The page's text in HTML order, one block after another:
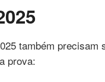
também precisam
prova: